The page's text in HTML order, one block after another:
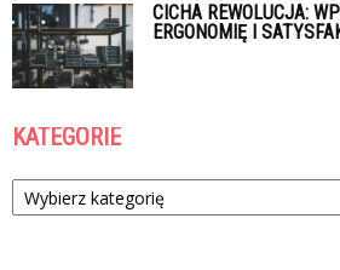
CICHA REWOLUCJA:
ERGONOMIĘ I
KATEGORIE
Kategorie